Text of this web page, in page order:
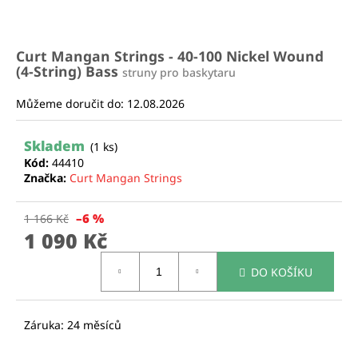
Curt Mangan Strings - 40-100 Nickel Wound
(4-String) Bass struny pro baskytaru
Můžeme doručit do: 12.08.2026
Skladem (1 ks)
Kód: 44410
Značka: Curt Mangan Strings
1 166 Kč –6 %
1 090 Kč
DO KOŠÍKU
t
e
a
HLEDAT